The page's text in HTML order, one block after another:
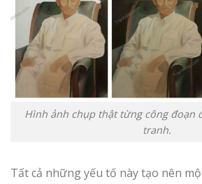
Hình ảnh chụp thật từng công đoạn
tranh.
Tất cả những yếu tố này tạo nên